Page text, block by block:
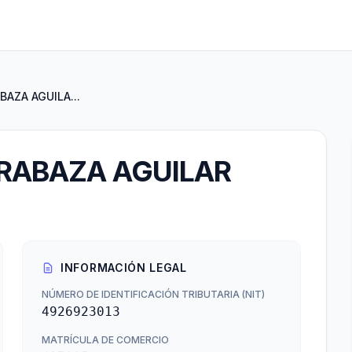
AGUILA...
AGUILAR
INFORMACIÓN LEGAL
NÚMERO DE IDENTIFICACIÓN TRIBUTARIA (NIT)
4926923013
MATRÍCULA DE COMERCIO